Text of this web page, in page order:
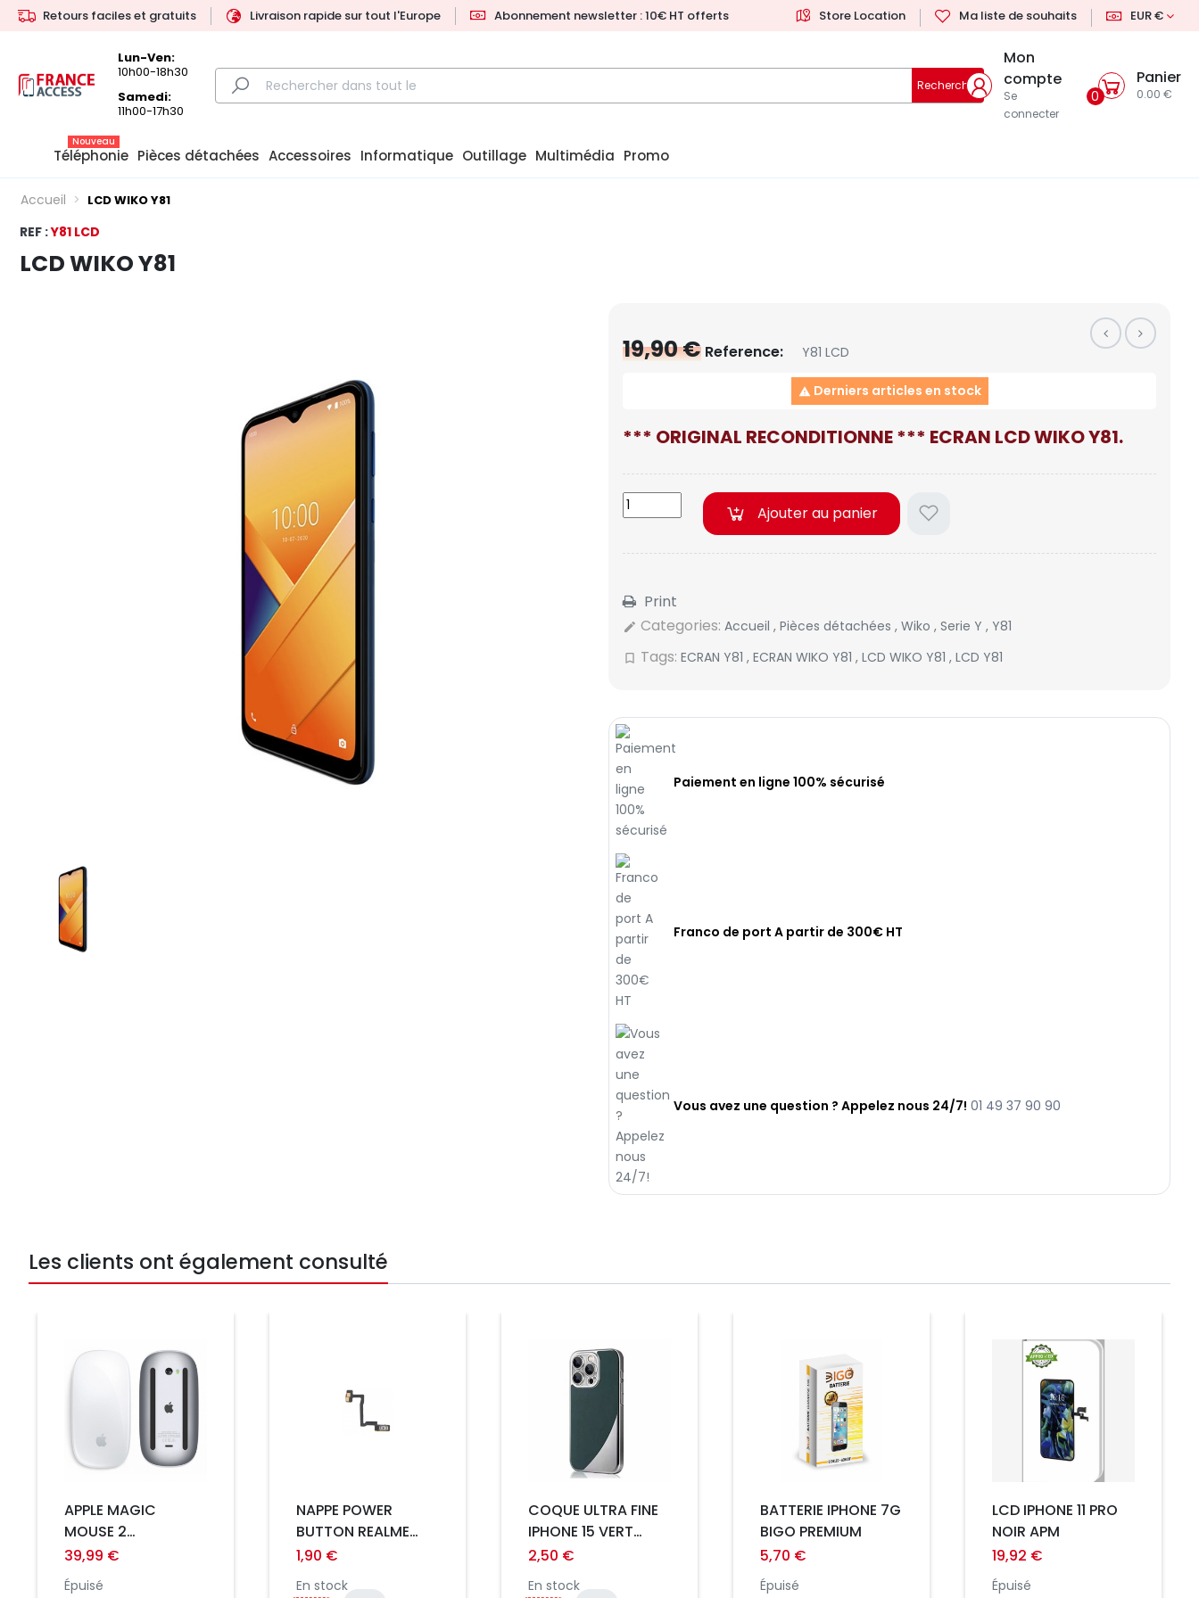
Retours faciles et gratuits Livraison rapide sur tout l'Europe Abonnement newsletter : 10€ HT offerts Store Location Ma liste de souhaits EUR €
Lun-Ven:
10h00-18h30
Samedi:
11h00-17h30
Rechercher
Mon
compte
Se
connecter
0
Panier
0.00 €
Téléphonie
Nouveau
Pièces détachées Accessoires Informatique Outillage Multimédia Promo
Accueil LCD WIKO Y81
REF :Y81 LCD
LCD WIKO Y81
19,90 € Reference: Y81 LCD
 Derniers articles en stock
*** ORIGINAL RECONDITIONNE *** ECRAN LCD WIKO Y81.
Ajouter au panier
Print
edit Categories: Accueil , Pièces détachées , Wiko , Serie Y , Y81
bookmark_border Tags: ECRAN Y81 , ECRAN WIKO Y81 , LCD WIKO Y81 , LCD Y81
Paiement en ligne 100% sécurisé
Franco de port A partir de 300€ HT
Vous avez une question ? Appelez nous 24/7! 01 49 37 90 90
Les clients ont également consulté
Prix
APPLE MAGIC
MOUSE 2
OCCASION GRADE A
39,99 €
Épuisé
NAPPE POWER
BUTTON REALME
FIND X3 NEO
1,90 €
En stock
COQUE ULTRA FINE
IPHONE 15 VERT
METALIQUE
2,50 €
En stock
BATTERIE IPHONE 7G
BIGO PREMIUM
5,70 €
Épuisé
LCD IPHONE 11 PRO
NOIR APM
19,92 €
Épuisé